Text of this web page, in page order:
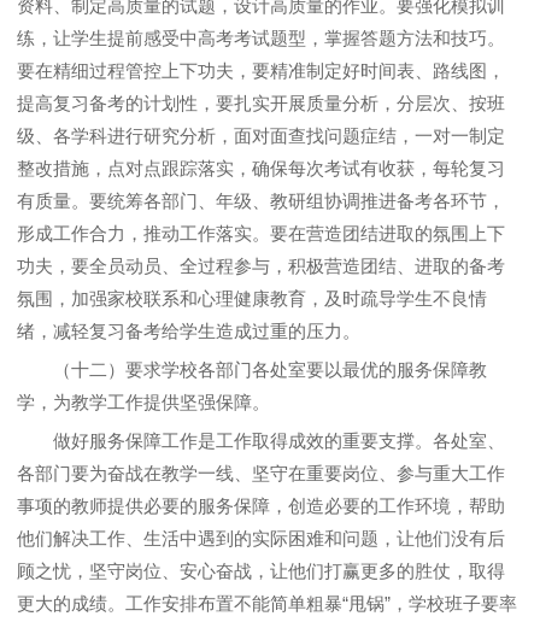
资料、制定高质量的试题，设计高质量的作业。要强化模拟训
练，让学生提前感受中高考考试题型，掌握答题方法和技巧。
要在精细过程管控上下功夫，要精准制定好时间表、路线图，
提高复习备考的计划性，要扎实开展质量分析，分层次、按班
级、各学科进行研究分析，面对面查找问题症结，一对一制定
整改措施，点对点跟踪落实，确保每次考试有收获，每轮复习
有质量。要统筹各部门、年级、教研组协调推进备考各环节，
形成工作合力，推动工作落实。要在营造团结进取的氛围上下
功夫，要全员动员、全过程参与，积极营造团结、进取的备考
氛围，加强家校联系和心理健康教育，及时疏导学生不良情
绪，减轻复习备考给学生造成过重的压力。
（十二）要求学校各部门各处室要以最优的服务保障教
学，为教学工作提供坚强保障。
做好服务保障工作是工作取得成效的重要支撑。各处室、
各部门要为奋战在教学一线、坚守在重要岗位、参与重大工作
事项的教师提供必要的服务保障，创造必要的工作环境，帮助
他们解决工作、生活中遇到的实际困难和问题，让他们没有后
顾之忧，坚守岗位、安心奋战，让他们打赢更多的胜仗，取得
更大的成绩。工作安排布置不能简单粗暴“甩锅”，学校班子要率